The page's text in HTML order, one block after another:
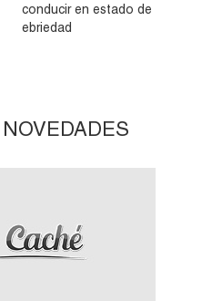
conducir en estado de
ebriedad